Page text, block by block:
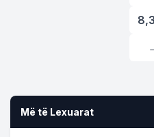
Më të Lexuarat